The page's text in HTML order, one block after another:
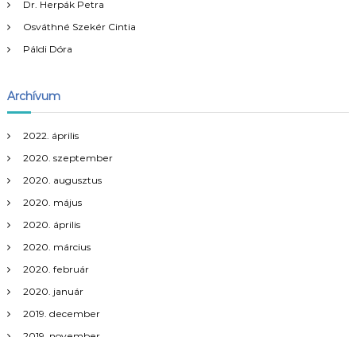
z
s
n
a
v
i
g
á
Dr. Herpák Petra
Osváthné Szekér Cintia
Páldi Dóra
Archívum
2022. április
2020. szeptember
2020. augusztus
2020. május
2020. április
2020. március
2020. február
2020. január
2019. december